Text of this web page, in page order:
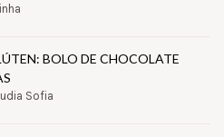
BOLO DE CHOCOLATE
Sofia